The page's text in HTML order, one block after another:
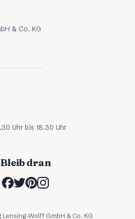
& Co. KG
Uhr bis 18.30 Uhr
Bleib dran
Lensing-Wolff GmbH & Co. KG